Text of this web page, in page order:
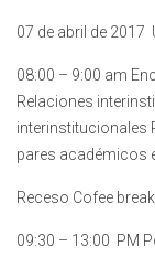
07 de abril de 2017
08:00 – 9:00 am
Relaciones
interinstitucionales
pares académicos
Receso Cofee break
09:30 – 13:00 PM